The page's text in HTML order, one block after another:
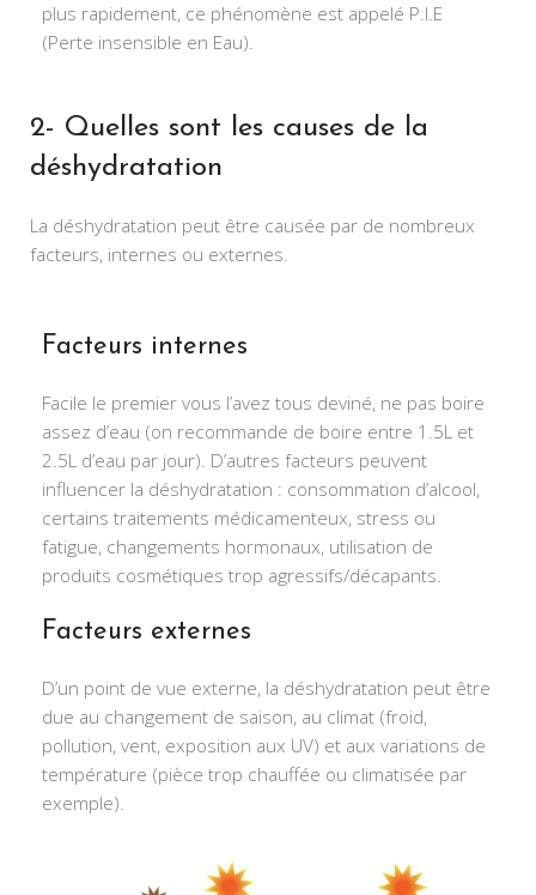
plus rapidement, ce phénomène est appelé P.I.E
(Perte insensible en Eau).
2- Quelles sont les causes de la
déshydratation
La déshydratation peut être causée par de nombreux
facteurs, internes ou externes.
Facteurs internes
Facile le premier vous l’avez tous deviné, ne pas boire
assez d’eau (on recommande de boire entre 1.5L et
2.5L d’eau par jour). D’autres facteurs peuvent
influencer la déshydratation : consommation d’alcool,
certains traitements médicamenteux, stress ou
fatigue, changements hormonaux, utilisation de
produits cosmétiques trop agressifs/décapants.
Facteurs externes
D’un point de vue externe, la déshydratation peut être
due au changement de saison, au climat (froid,
pollution, vent, exposition aux UV) et aux variations de
température (pièce trop chauffée ou climatisée par
exemple).